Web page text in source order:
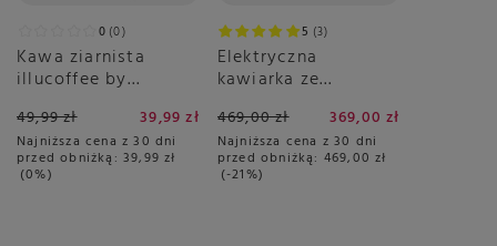
Symbol
Czas parzenia
3-5 min
Temperatura parzenia
95-100°C
Ilość wody do przygotowania
200-250 ml
Opakowanie
0 0
Kawa ziarnista
illucoffee by
po łące 250g
49,99 zł 39,99 zł
Najniższa cena z 30 dni
przed obniżką: 39,99 zł
0%
5 3
Elektryczna
kawiarka ze
1344 - Breakfast
Station 3w1
469,00 zł 369,00 zł
Najniższa cena z 30 dni
przed obniżką: 469,00 zł
-21%